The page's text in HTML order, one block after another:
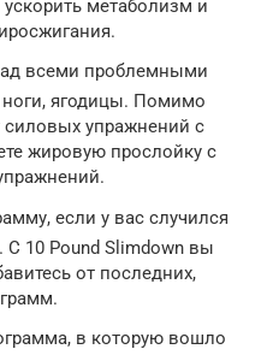
метаболизм и
всеми проблемными
ягодицы. Помимо
упражнений с
жировую прослойку с
если у вас случился
С 10 Pound Slimdown вы
от последних,
в которую вошло